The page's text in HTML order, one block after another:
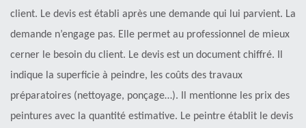
client. Le devis est établi après une demande qui lui parvient. La
demande n’engage pas. Elle permet au professionnel de mieux
cerner le besoin du client. Le devis est un document chiffré. Il
indique la superficie à peindre, les coûts des travaux
préparatoires (nettoyage, ponçage…). Il mentionne les prix des
peintures avec la quantité estimative. Le peintre établit le devis